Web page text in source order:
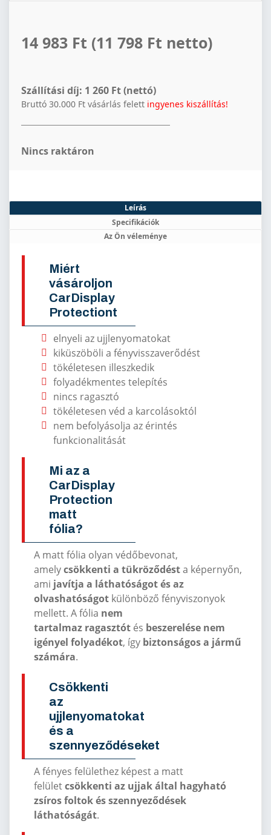
14 983 Ft (11 798 Ft netto)
Szállítási díj: 1 260 Ft (nettó)
Bruttó 30.000 Ft vásárlás felett ingyenes kiszállítás!
Nincs raktáron
Leírás
Specifikációk
Az Ön véleménye
Miért
vásároljon
CarDisplay
Protectiont
elnyeli az ujjlenyomatokat
kiküszöböli a fényvisszaverődést
tökéletesen illeszkedik
folyadékmentes telepítés
nincs ragasztó
tökéletesen véd a karcolásoktól
nem befolyásolja az érintés
funkcionalitását
Mi az a
CarDisplay
Protection
matt
fólia?
A matt fólia olyan védőbevonat,
amelycsökkenti a tükröződésta képernyőn,
ami javítja a láthatóságot és az
olvashatóságot különböző fényviszonyok
mellett. A fólia nem
tartalmaz ragasztót és beszerelése nem
igényel folyadékot, így biztonságos a jármű
számára.
Csökkenti
az
ujjlenyomatokat
és a
szennyeződéseket
A fényes felülethez képest a matt
felületcsökkenti az ujjak által hagyható
zsíros foltok és szennyeződések
láthatóságát.